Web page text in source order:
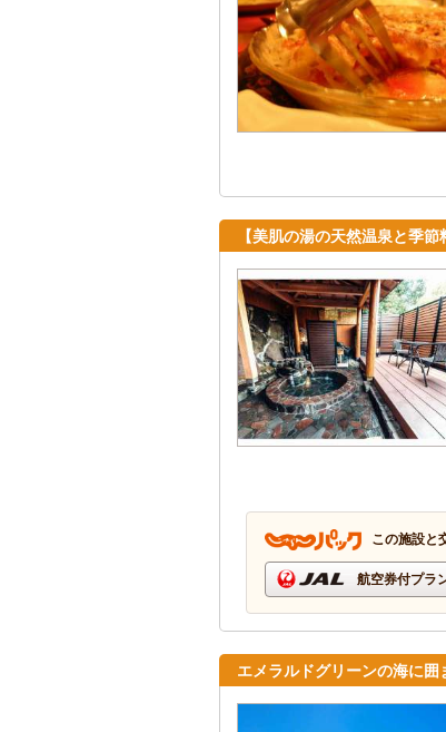
【美肌の湯の天然温泉と季
この施設と
航空券付プラ
エメラルドグリーンの海に